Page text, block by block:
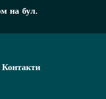
на бул.
Контакти